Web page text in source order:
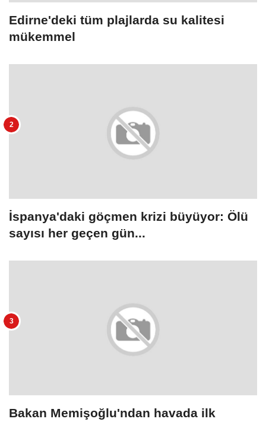
Edirne'deki tüm plajlarda su kalitesi
mükemmel
İspanya'daki göçmen krizi büyüyor: Ölü
sayısı her geçen gün...
Bakan Memişoğlu'ndan havada ilk